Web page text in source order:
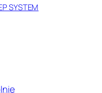
SYSTEM